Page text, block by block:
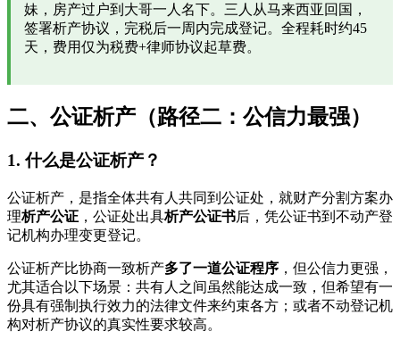
妹，房产过户到大哥一人名下。三人从马来西亚回国，
签署析产协议，完税后一周内完成登记。全程耗时约45
天，费用仅为税费+律师协议起草费。
二、公证析产（路径二：公信力最强）
1. 什么是公证析产？
公证析产，是指全体共有人共同到公证处，就财产分割方案办
理析产公证 ，公证处出具析产公证书后，凭公证书到不动产登
记机构办理变更登记。
公证析产比协商一致析产多了一道公证程序 ，但公信力更强，
尤其适合以下场景：共有人之间虽然能达成一致，但希望有一
份具有强制执行效力的法律文件来约束各方；或者不动登记机
构对析产协议的真实性要求较高。